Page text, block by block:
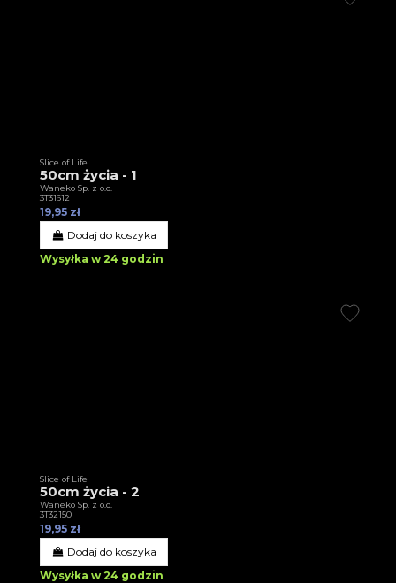
Slice of Life
50cm życia - 1
Waneko Sp. z o.o.
3T31612
19,95 zł
Dodaj do koszyka
Wysyłka w 24 godzin
Slice of Life
50cm życia - 2
Waneko Sp. z o.o.
3T32150
19,95 zł
Dodaj do koszyka
Wysyłka w 24 godzin